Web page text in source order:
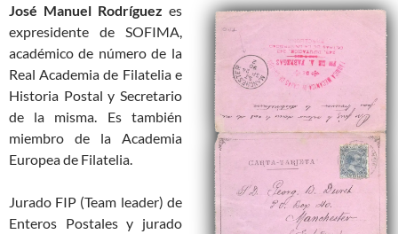
José Manuel Rodríguez es
expresidente de SOFIMA,
académico de número de la
Real Academia de Filatelia e
Historia Postal y Secretario
de la misma. Es también
miembro de la Academia
Europea de Filatelia.
Jurado FIP (Team leader) de
Enteros Postales y jurado